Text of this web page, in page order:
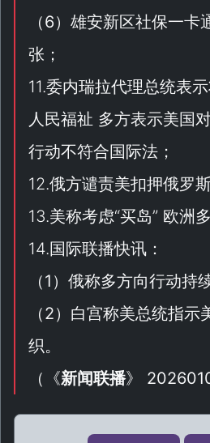
（6）雄安新区社保一卡
张；
11.委内瑞拉代理总统表
人民福祉 多方表示美国
行动不符合国际法；
12.俄方谴责美扣押俄罗
13.美称考虑“买岛” 欧洲
14.国际联播快讯：
（1 ）俄称多方向行动持
（2）白宫称美总统指示
织。
（ 《新闻联播》